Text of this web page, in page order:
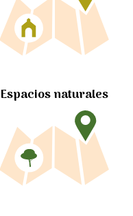
Espacios naturales